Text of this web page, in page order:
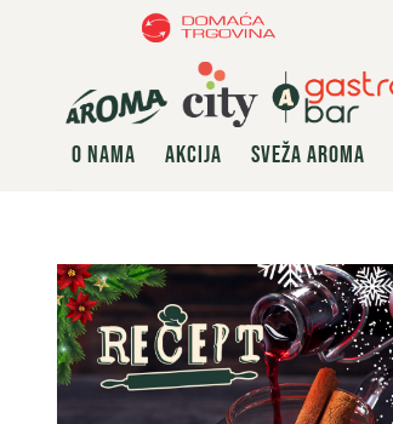
O NAMA AKCIJA SVEŽA AROMA